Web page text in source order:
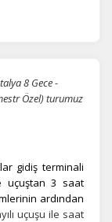
8 Gece -
Özel) turumuz
gidiş terminali
uçuştan 3 saat
ardından
uçuşu ile saat